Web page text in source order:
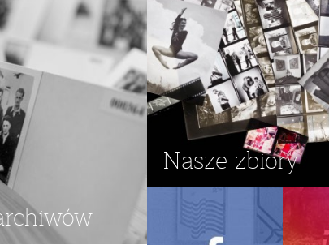
Nasze zbiory